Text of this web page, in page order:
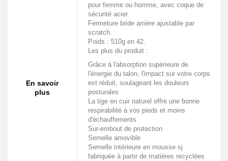
En savoir
plus
pour femme ou homme, avec coque de
sécurité acier.
Fermeture bride arrière ajustable par
scratch.
Poids : 510g en 42.
Les plus du produit :
Grâce à l'absorption supérieure de
l'énergie du talon, l'impact sur votre corps
est réduit, soulageant les douleurs
posturales
La tige en cuir naturel offre une bonne
respirabilité à vos pieds et moins
d'échauffements
Sur-embout de protection
Semelle amovible
Semelle intérieure en mousse sj
fabriquée à partir de matières recyclées